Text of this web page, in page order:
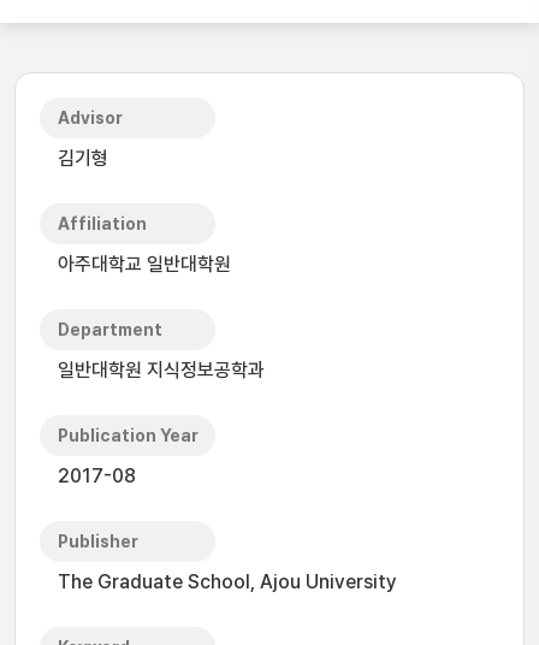
Advisor
김기형
Affiliation
아주대학교 일반대학원
Department
일반대학원 지식정보공학과
Publication Year
2017-08
Publisher
The Graduate School, Ajou University